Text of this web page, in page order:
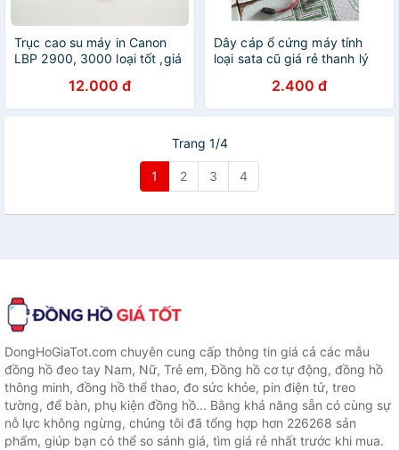
Trục cao su máy in Canon
LBP 2900, 3000 loại tốt ,giá
12.000 đ
Dây cáp ổ cứng máy tính
loại sata cũ giá rẻ thanh lý
2.400 đ
Trang 1/4
1 2 3 4
DongHoGiaTot.com chuyên cung cấp thông tin giá cả các mẫu
đồng hồ đeo tay Nam, Nữ, Trẻ em, Đồng hồ cơ tự động, đồng hồ
thông minh, đồng hồ thể thao, đo sức khỏe, pin điện tử, treo
tường, để bàn, phụ kiện đồng hồ... Bằng khả năng sẵn có cùng sự
nỗ lực không ngừng, chúng tôi đã tổng hợp hơn 226268 sản
phẩm, giúp bạn có thể so sánh giá, tìm giá rẻ nhất trước khi mua.